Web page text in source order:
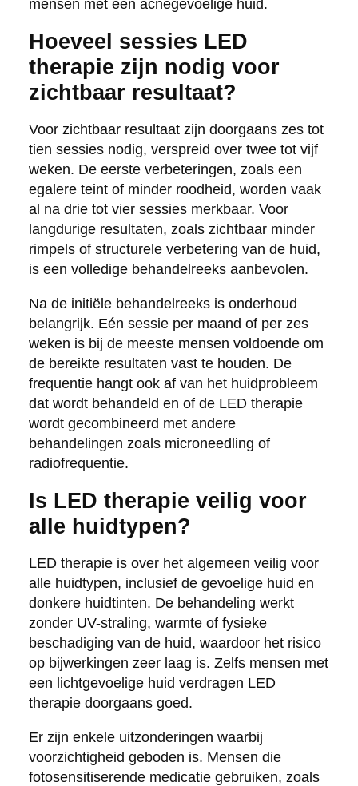
mensen met een acnegevoelige huid.
Hoeveel sessies LED
therapie zijn nodig voor
zichtbaar resultaat?
Voor zichtbaar resultaat zijn doorgaans zes tot
tien sessies nodig, verspreid over twee tot vijf
weken. De eerste verbeteringen, zoals een
egalere teint of minder roodheid, worden vaak
al na drie tot vier sessies merkbaar. Voor
langdurige resultaten, zoals zichtbaar minder
rimpels of structurele verbetering van de huid,
is een volledige behandelreeks aanbevolen.
Na de initiële behandelreeks is onderhoud
belangrijk. Eén sessie per maand of per zes
weken is bij de meeste mensen voldoende om
de bereikte resultaten vast te houden. De
frequentie hangt ook af van het huidprobleem
dat wordt behandeld en of de LED therapie
wordt gecombineerd met andere
behandelingen zoals microneedling of
radiofrequentie.
Is LED therapie veilig voor
alle huidtypen?
LED therapie is over het algemeen veilig voor
alle huidtypen, inclusief de gevoelige huid en
donkere huidtinten. De behandeling werkt
zonder UV-straling, warmte of fysieke
beschadiging van de huid, waardoor het risico
op bijwerkingen zeer laag is. Zelfs mensen met
een lichtgevoelige huid verdragen LED
therapie doorgaans goed.
Er zijn enkele uitzonderingen waarbij
voorzichtigheid geboden is. Mensen die
fotosensitiserende medicatie gebruiken, zoals